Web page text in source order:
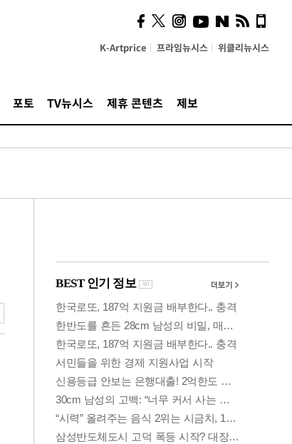
K-Artprice 프라임뉴시스 위클리뉴시스
포토 TV뉴시스 제휴 콘텐츠 제보
사이 해답 찾았죠"…알을
깨고 나온 '초자아'